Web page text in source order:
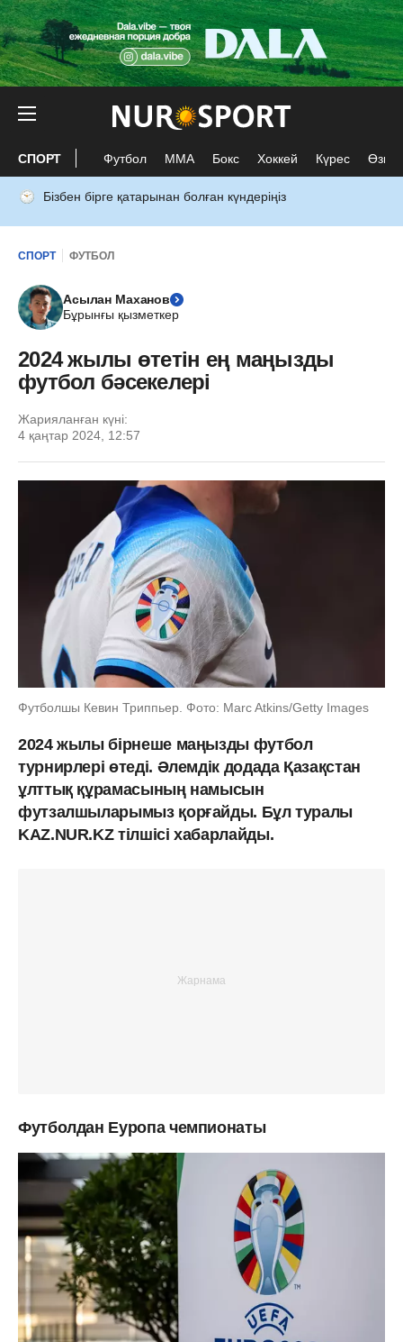
СПОРТ Футбол ММА Бокс Хоккей Күрес Өзге
Бізбен бірге қатарынан болған күндеріңіз
СПОРТ ФУТБОЛ
Асылан Маханов
Бұрынғы қызметкер
2024 жылы өтетін ең маңызды
футбол бәсекелері
Жарияланған күні:
4 қаңтар 2024, 12:57
Футболшы Кевин Триппьер. Фото: Marc Atkins/Getty Images
2024 жылы бірнеше маңызды футбол
турнирлері өтеді. Әлемдік додада Қазақстан
ұлттық құрамасының намысын
футзалшыларымыз қорғайды. Бұл туралы
KAZ.NUR.KZ тілшісі хабарлайды.
Футболдан Еуропа чемпионаты